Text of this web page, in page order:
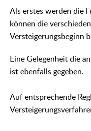
Als erstes werden die
können die
Versteigerungsbeginn
Eine Gelegenheit die
ist ebenfalls gegeben.
Auf entsprechende